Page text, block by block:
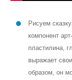
Рисуем
компонент
пластилина,
выражает
образом, он